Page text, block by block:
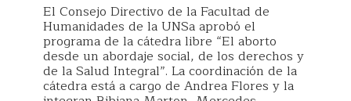
El Consejo Directivo de la Facultad de
Humanidades de la UNSa aprobó el
programa de la cátedra libre “El aborto
desde un abordaje social, de los derechos y
de la Salud Integral”. La coordinación de la
cátedra está a cargo de Andrea Flores y la